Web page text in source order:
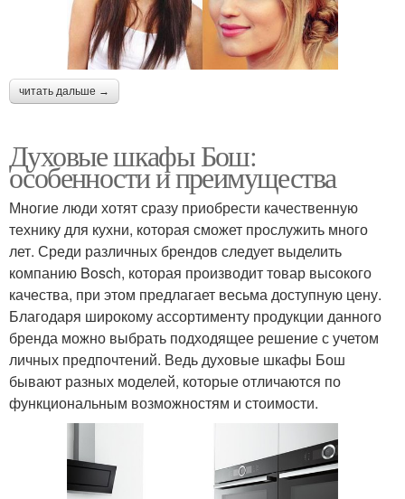
читать дальше →
Духовые шкафы Бош:
особенности и преимущества
Многие люди хотят сразу приобрести качественную
технику для кухни, которая сможет прослужить много
лет. Среди различных брендов следует выделить
компанию Bosch, которая производит товар высокого
качества, при этом предлагает весьма доступную цену.
Благодаря широкому ассортименту продукции данного
бренда можно выбрать подходящее решение с учетом
личных предпочтений. Ведь духовые шкафы Бош
бывают разных моделей, которые отличаются по
функциональным возможностям и стоимости.